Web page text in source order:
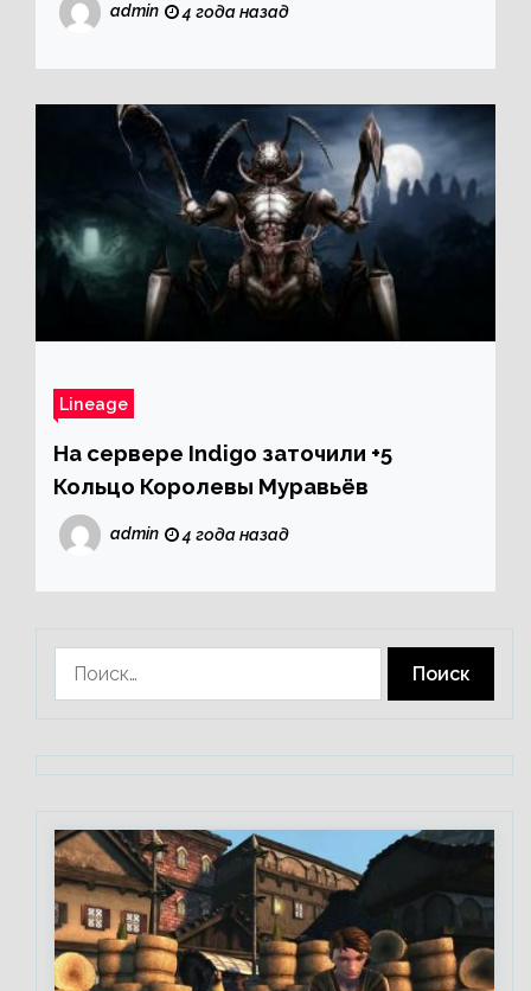
admin 4 года назад
Lineage
На сервере Indigo заточили +5
Кольцо Королевы Муравьёв
admin 4 года назад